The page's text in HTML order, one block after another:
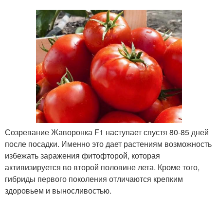
Созревание Жаворонка F1 наступает спустя 80-85 дней
после посадки. Именно это дает растениям возможность
избежать заражения фитофторой, которая
активизируется во второй половине лета. Кроме того,
гибриды первого поколения отличаются крепким
здоровьем и выносливостью.